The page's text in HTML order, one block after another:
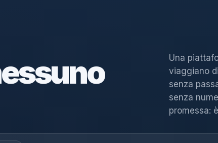
Una
viaggiano
senza
senza
promessa: